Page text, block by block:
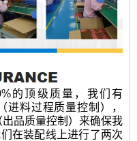
的顶级质量，我们有
进料过程质量控制），
品质量控制）来确保我
在装配线上进行了两次